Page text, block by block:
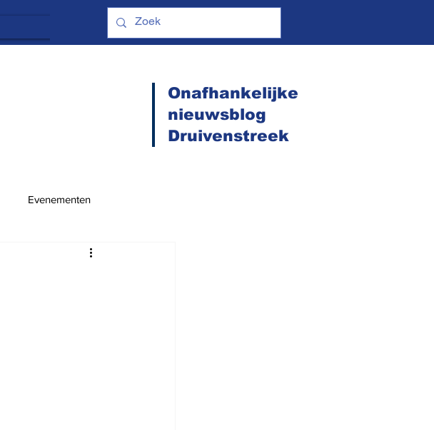
Onafhankelijke
nieuwsblog
Druivenstreek
Evenementen